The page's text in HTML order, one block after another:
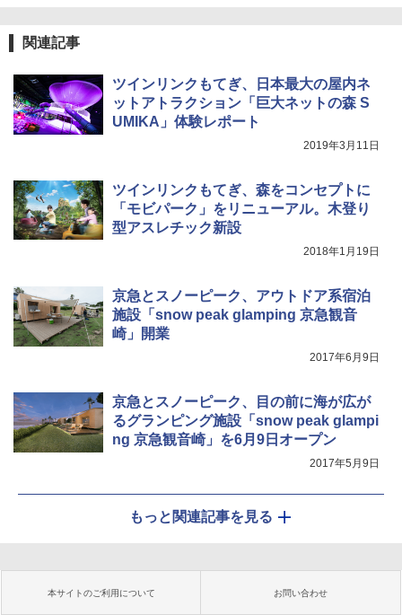
関連記事
ツインリンクもてぎ、日本最大の屋内ネ
ットアトラクション「巨大ネットの森 S
UMIKA」体験レポート
2019年3月11日
ツインリンクもてぎ、森をコンセプトに
「モビパーク」をリニューアル。木登り
型アスレチック新設
2018年1月19日
京急とスノーピーク、アウトドア系宿泊
施設「snow peak glamping 京急観音
崎」開業
2017年6月9日
京急とスノーピーク、目の前に海が広が
るグランピング施設「snow peak glampi
ng 京急観音崎」を6月9日オープン
2017年5月9日
もっと関連記事を見る
本サイトのご利用について お問い合わせ